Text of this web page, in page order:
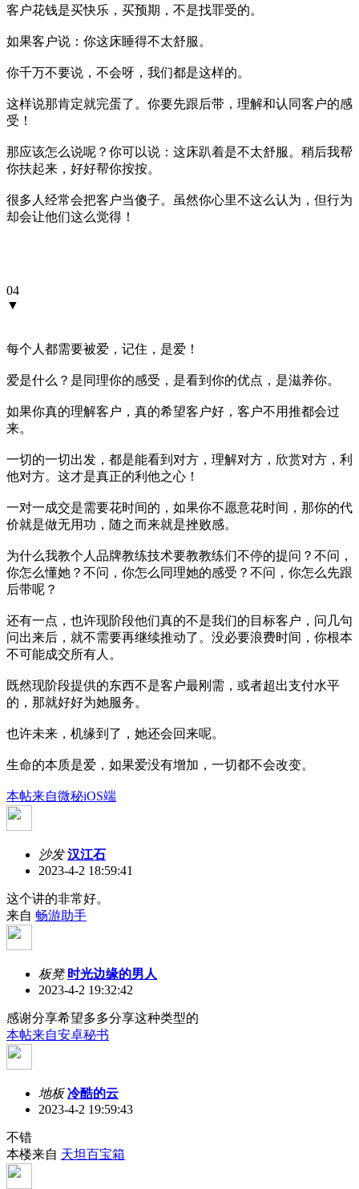
客户花钱是买快乐，买预期，不是找罪受的。
如果客户说：你这床睡得不太舒服。
你千万不要说，不会呀，我们都是这样的。
这样说那肯定就完蛋了。你要先跟后带，理解和认同客户的感
受！
那应该怎么说呢？你可以说：这床趴着是不太舒服。稍后我帮
你扶起来，好好帮你按按。
很多人经常会把客户当傻子。虽然你心里不这么认为，但行为
却会让他们这么觉得！
04
▼
每个人都需要被爱，记住，是爱！
爱是什么？是同理你的感受，是看到你的优点，是滋养你。
如果你真的理解客户，真的希望客户好，客户不用推都会过
来。
一切的一切出发，都是能看到对方，理解对方，欣赏对方，利
他对方。这才是真正的利他之心！
一对一成交是需要花时间的，如果你不愿意花时间，那你的代
价就是做无用功，随之而来就是挫败感。
为什么我教个人品牌教练技术要教教练们不停的提问？不问，
你怎么懂她？不问，你怎么同理她的感受？不问，你怎么先跟
后带呢？
还有一点，也许现阶段他们真的不是我们的目标客户，问几句
问出来后，就不需要再继续推动了。没必要浪费时间，你根本
不可能成交所有人。
既然现阶段提供的东西不是客户最刚需，或者超出支付水平
的，那就好好为她服务。
也许未来，机缘到了，她还会回来呢。
生命的本质是爱，如果爱没有增加，一切都不会改变。
本帖来自微秘iOS端
沙发 汉江石
2023-4-2 18:59:41
这个讲的非常好。
来自 畅游助手
板凳 时光边缘的男人
2023-4-2 19:32:42
感谢分享希望多多分享这种类型的
本帖来自安卓秘书
地板 冷酷的云
2023-4-2 19:59:43
不错
本楼来自 天坦百宝箱